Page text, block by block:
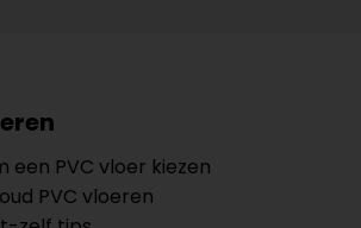
een PVC vloer kiezen
PVC vloeren